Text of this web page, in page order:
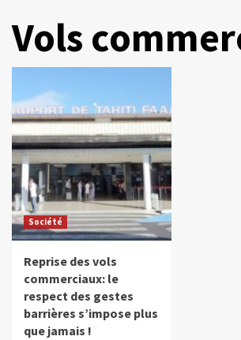
Vols
Société
Reprise des vols
commerciaux: le
respect des gestes
barrières s’impose plus
que jamais !